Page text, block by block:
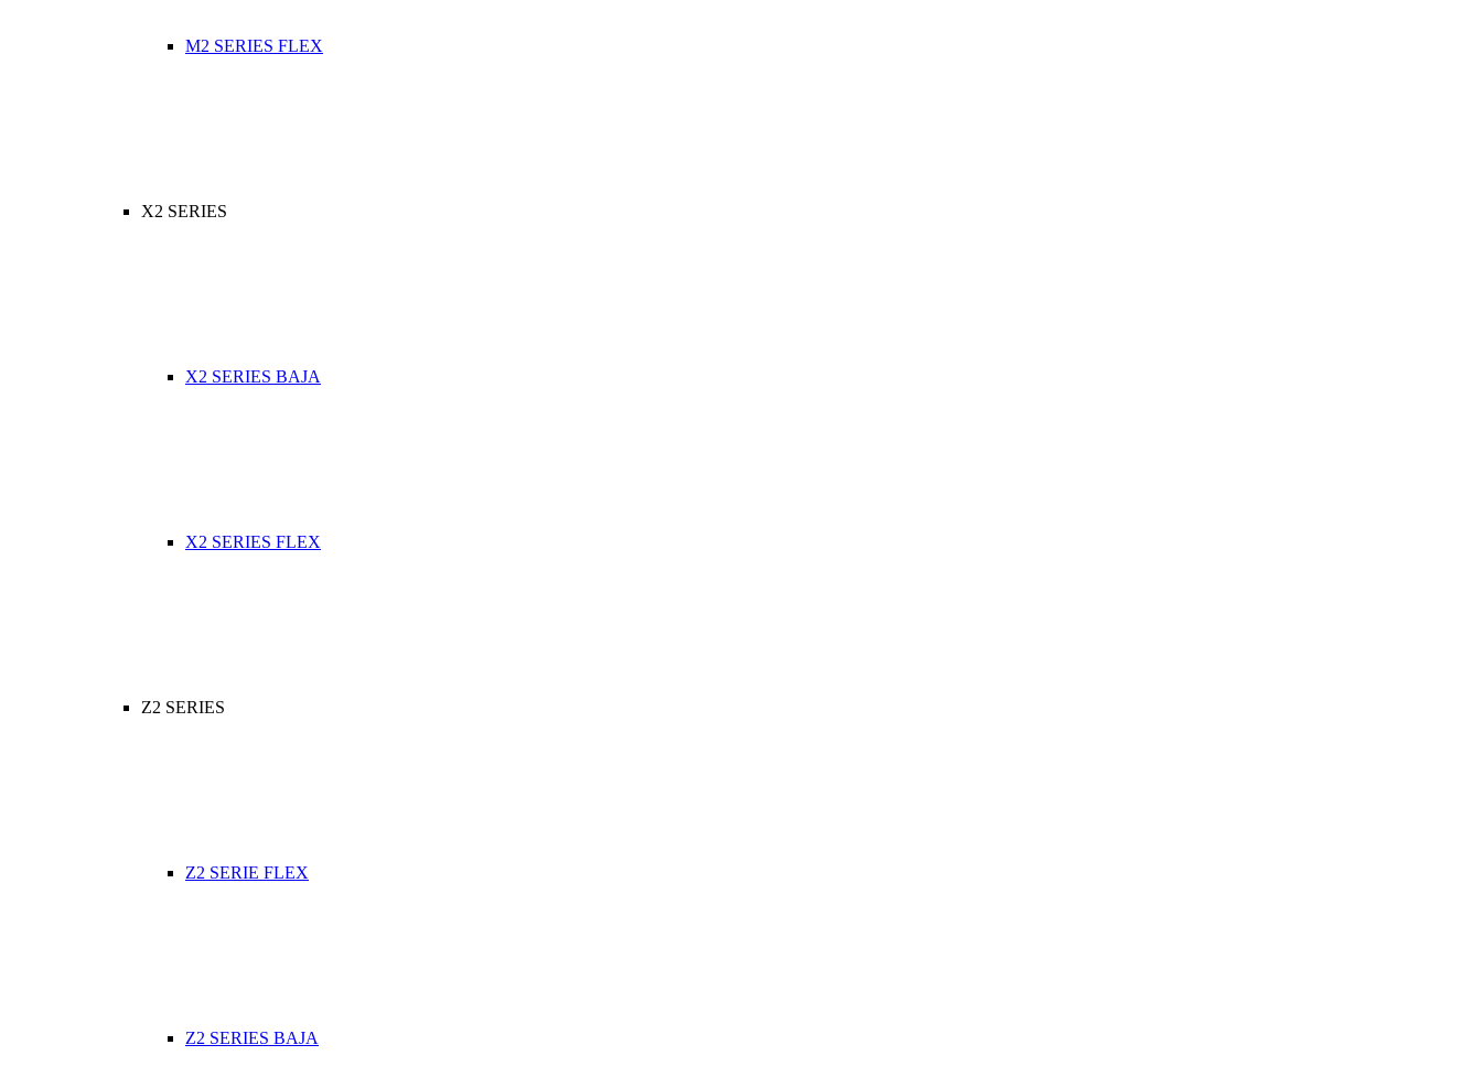
M2 SERIES FLEX
X2 SERIES
X2 SERIES BAJA
X2 SERIES FLEX
Z2 SERIES
Z2 SERIE FLEX
Z2 SERIES BAJA